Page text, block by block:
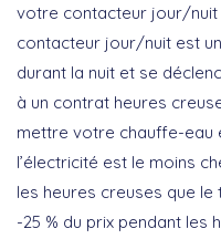
votre contacteur jour/nuit
contacteur jour/nuit est
durant la nuit et se
à un contrat heures
mettre votre chauffe-eau
l’électricité est le moins
les heures creuses que le
-25 % du prix pendant les